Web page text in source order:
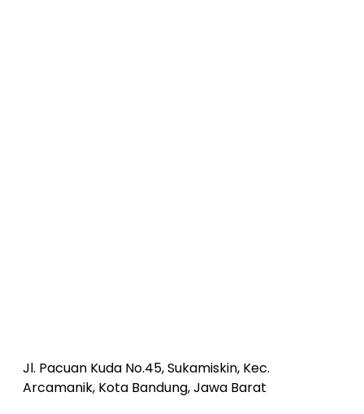
Jl. Pacuan Kuda No.45, Sukamiskin, Kec.
Arcamanik, Kota Bandung, Jawa Barat